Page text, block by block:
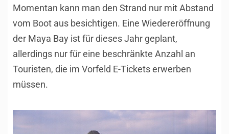
Momentan kann man den Strand nur mit Abstand
vom Boot aus besichtigen. Eine Wiedereröffnung
der Maya Bay ist für dieses Jahr geplant,
allerdings nur für eine beschränkte Anzahl an
Touristen, die im Vorfeld E-Tickets erwerben
müssen.